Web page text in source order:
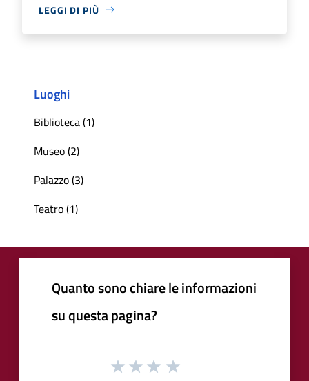
LEGGI DI PIÙ
Luoghi
Biblioteca (1)
Museo (2)
Palazzo (3)
Teatro (1)
Quanto sono chiare le informazioni
su questa pagina?